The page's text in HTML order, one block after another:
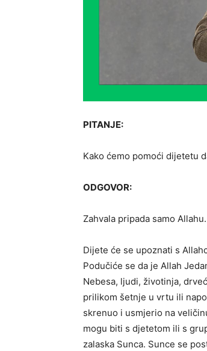
PITANJE:
Kako ćemo pomoći dijetetu
ODGOVOR:
Zahvala pripada samo Allahu.
Dijete će se upoznati s
Podučiće se da je Allah
Nebesa, ljudi, životinja,
prilikom šetnje u vrtu ili
skrenuo i usmjerio na
mogu biti s djetetom ili s
zalaska Sunca. Sunce se